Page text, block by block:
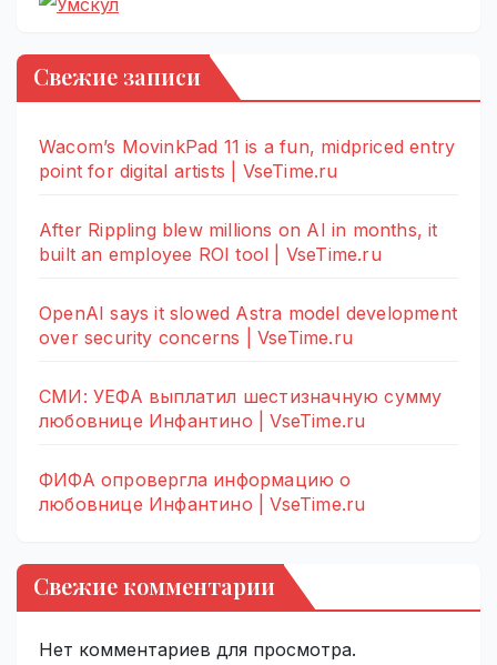
Свежие записи
Wacom’s MovinkPad 11 is a fun, midpriced entry
point for digital artists | VseTime.ru
After Rippling blew millions on AI in months, it
built an employee ROI tool | VseTime.ru
OpenAI says it slowed Astra model development
over security concerns | VseTime.ru
СМИ: УЕФА выплатил шестизначную сумму
любовнице Инфантино | VseTime.ru
ФИФА опровергла информацию о
любовнице Инфантино | VseTime.ru
Свежие комментарии
Нет комментариев для просмотра.